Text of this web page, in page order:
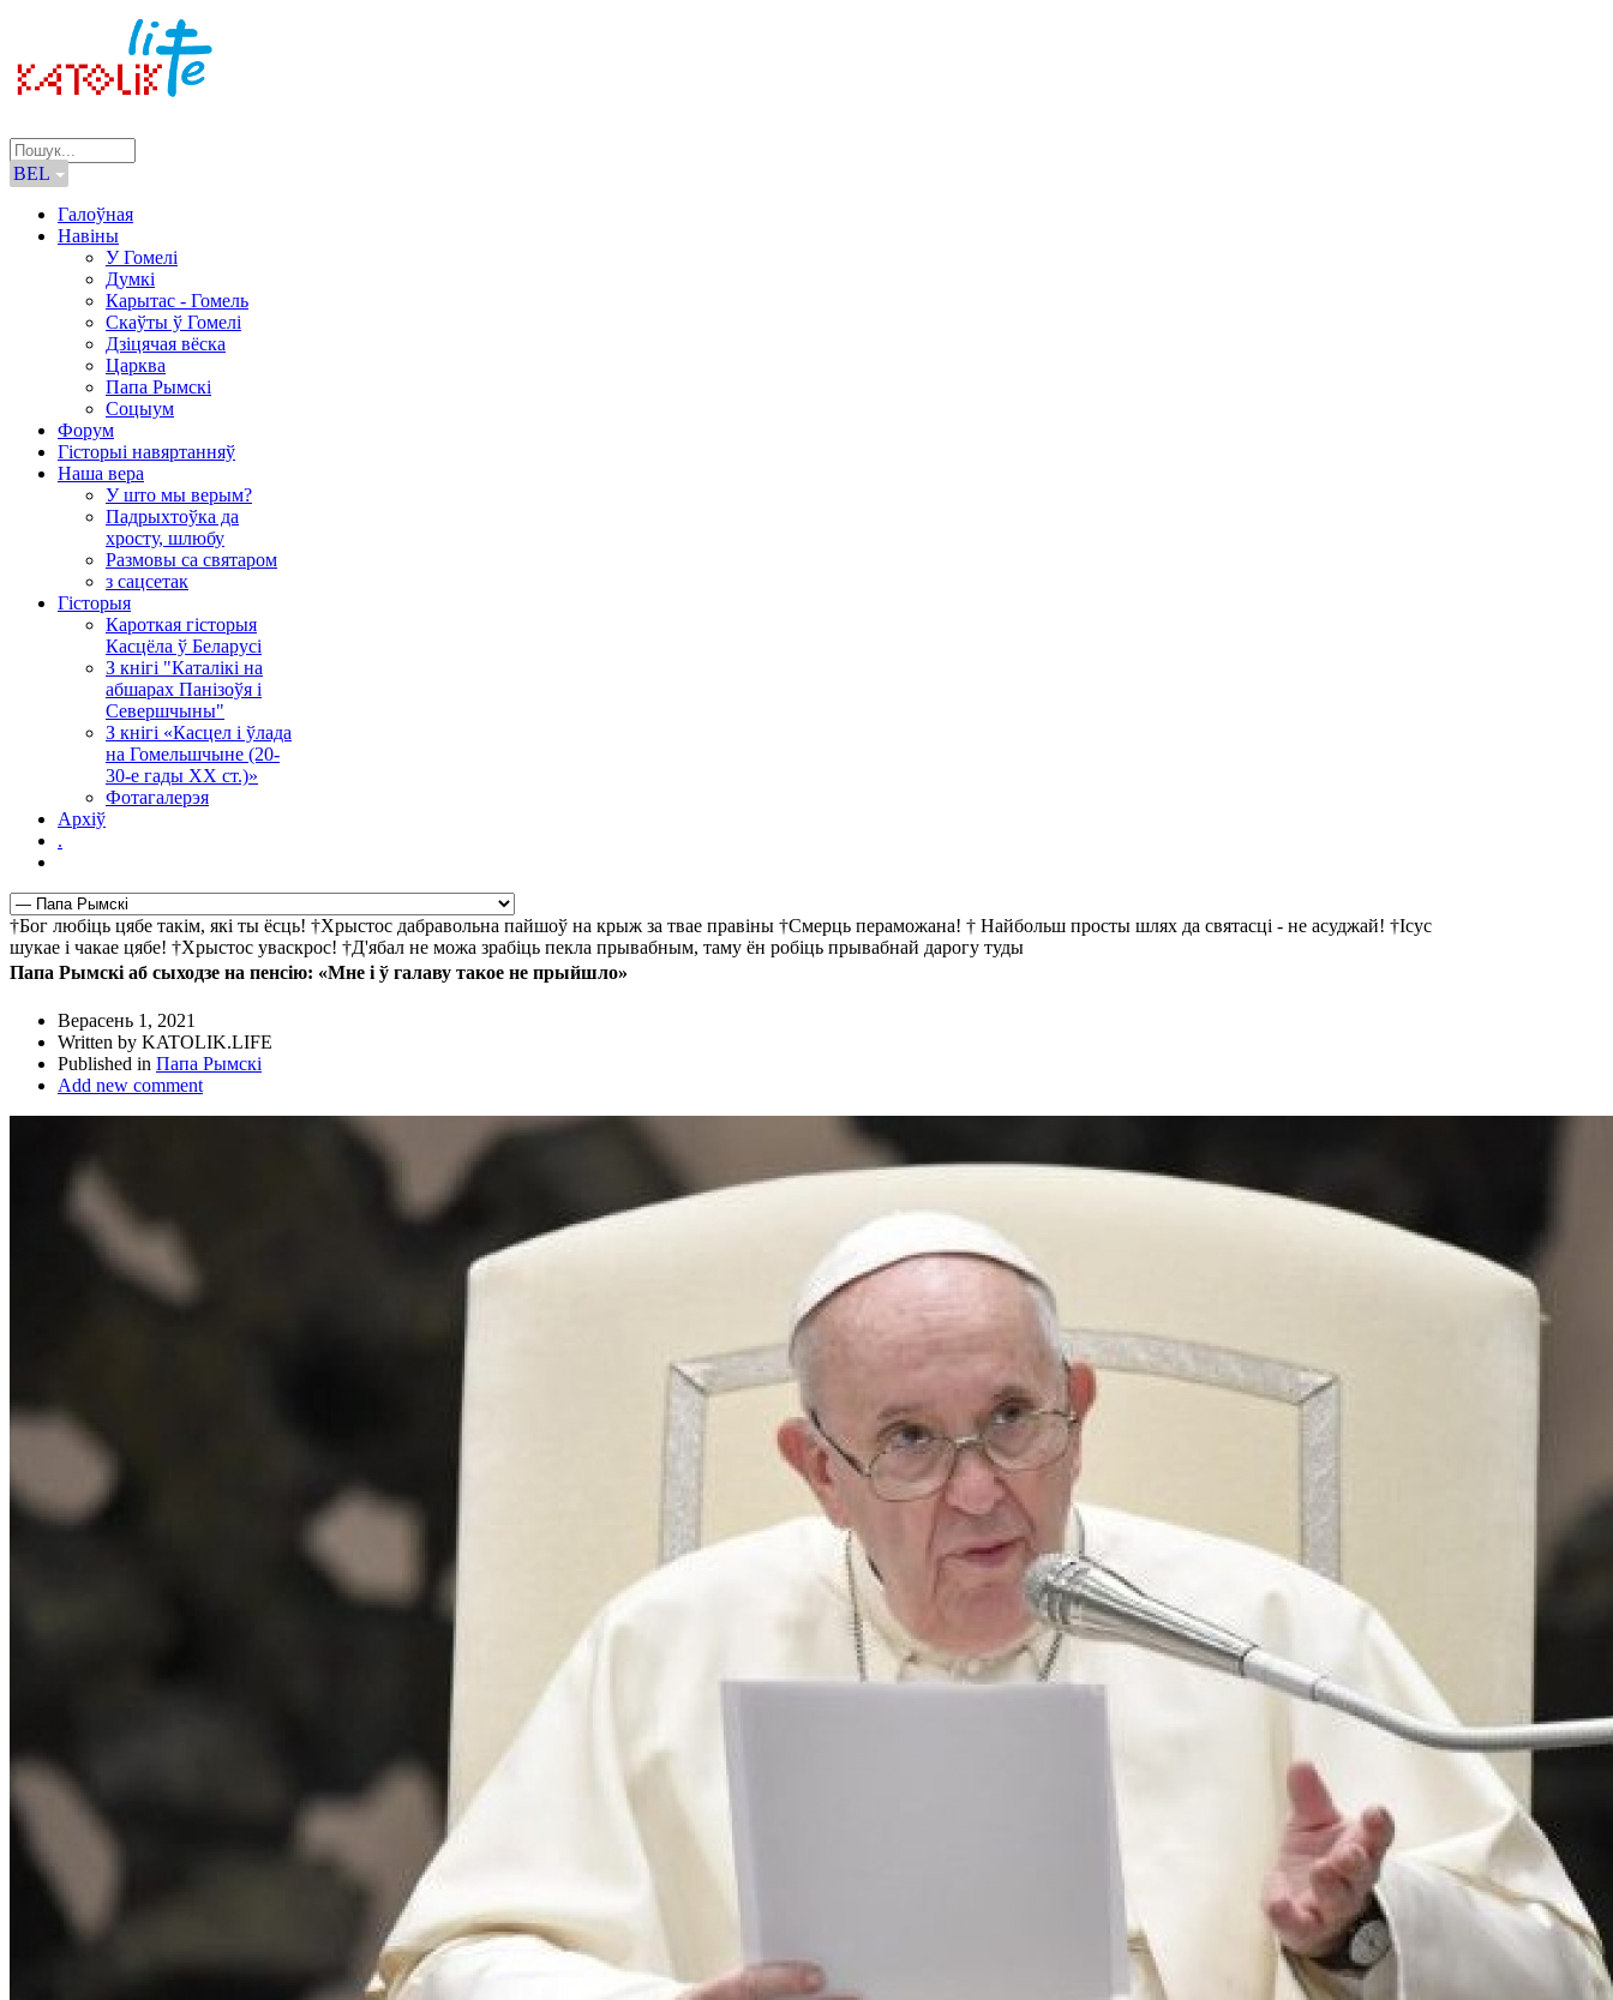
BEL
Галоўная
Навіны
У Гомелі
Думкі
Карытас - Гомель
Скаўты ў Гомелі
Дзіцячая вёска
Царква
Папа Рымскі
Соцыум
Форум
Гісторыі навяртанняў
Наша вера
У што мы верым?
Падрыхтоўка да
хросту, шлюбу
Размовы са святаром
з сацсетак
Гісторыя
Кароткая гісторыя
Касцёла ў Беларусі
З кнігі "Каталікі на
абшарах Панізоўя і
Севершчыны"
З кнігі «Касцел і ўлада
на Гомельшчыне (20-
30-е гады ХХ ст.)»
Фотагалерэя
Архіў
.
†Бог любіць цябе такім, які ты ёсць! †Хрыстос дабравольна пайшоў на крыж за твае правіны †Смерць пераможана! † Найбольш просты шлях да святасці - не асуджай! †Ісус
шукае і чакае цябе! †Хрыстос уваскрос! †Д'ябал не можа зрабіць пекла прывабным, таму ён робіць прывабнай дарогу туды
Папа Рымскі аб сыходзе на пенсію: «Мне і ў галаву такое не прыйшло»
Верасень 1, 2021
Written by KATOLIK.LIFE
Published in Папа Рымскі
Add new comment